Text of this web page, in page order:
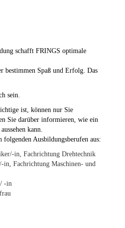
schafft FRINGS optimale
bestimmen Spaß und Erfolg. Das
sein.
ist, können nur Sie
Sie darüber informieren, wie ein
kann.
Ausbildungsberufen aus:
in, Fachrichtung Drehtechnik
in, Fachrichtung Maschinen- und
-in